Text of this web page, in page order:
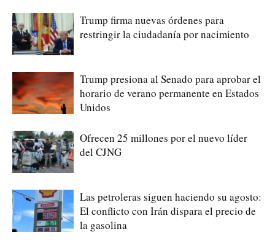
Trump firma nuevas órdenes para
restringir la ciudadanía por nacimiento
Trump presiona al Senado para aprobar el
horario de verano permanente en Estados
Unidos
Ofrecen 25 millones por el nuevo líder
del CJNG
Las petroleras siguen haciendo su agosto:
El conflicto con Irán dispara el precio de
la gasolina